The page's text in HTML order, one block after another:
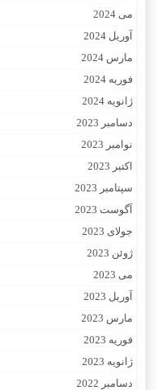
می 2024
آوریل 2024
مارس 2024
فوریه 2024
ژانویه 2024
دسامبر 2023
نوامبر 2023
اکتبر 2023
سپتامبر 2023
آگوست 2023
جولای 2023
ژوئن 2023
می 2023
آوریل 2023
مارس 2023
فوریه 2023
ژانویه 2023
دسامبر 2022